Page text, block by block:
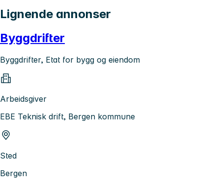
Lignende annonser
Byggdrifter
Byggdrifter, Etat for bygg og eiendom
Arbeidsgiver
EBE Teknisk drift, Bergen kommune
Sted
Bergen